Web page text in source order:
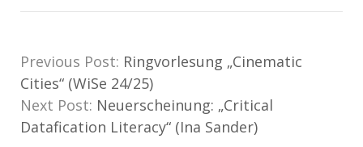
Previous Post: Ringvorlesung „Cinematic
Cities“ (WiSe 24/25)
Next Post: Neuerscheinung: „Critical
Datafication Literacy“ (Ina Sander)